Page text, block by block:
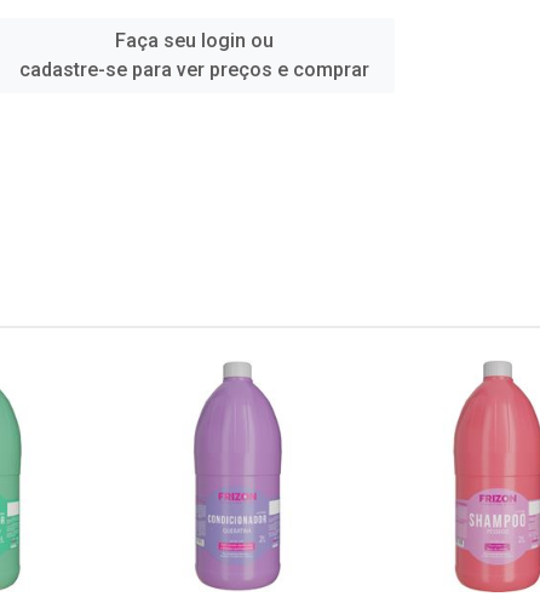
Faça seu login ou
cadastre-se para ver preços e comprar